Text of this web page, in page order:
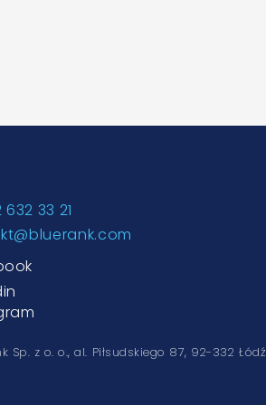
33 21
Sp. z o. o., al. Piłsudskiego 87, 92-332 Łódź